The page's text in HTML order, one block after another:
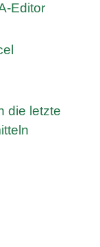
Editor
die letzte